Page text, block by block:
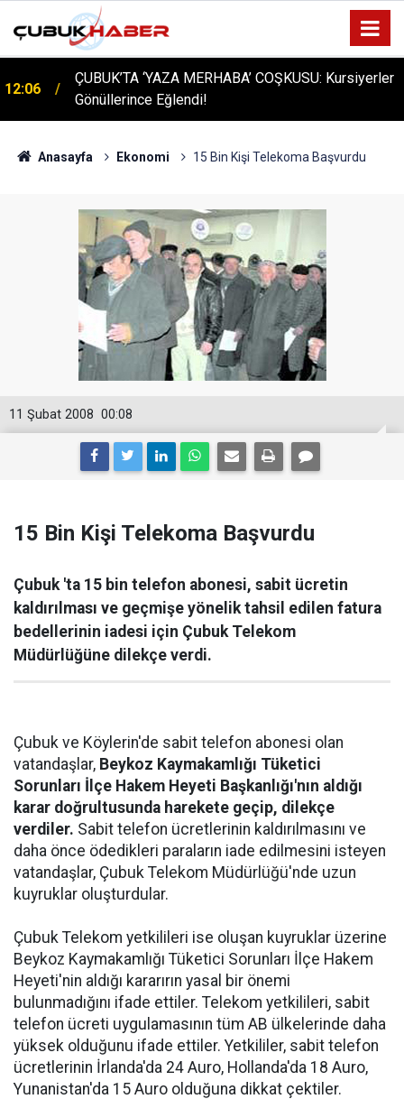
12:06
ÇUBUK’TA ‘YAZA MERHABA’ COŞKUSU: Kursiyerler
Gönüllerince Eğlendi!
Anasayfa Ekonomi 15 Bin Kişi Telekoma Başvurdu
00:08
11 Şubat 2008
15 Bin Kişi Telekoma Başvurdu
Çubuk 'ta 15 bin telefon abonesi, sabit ücretin
kaldırılması ve geçmişe yönelik tahsil edilen fatura
bedellerinin iadesi için Çubuk Telekom
Müdürlüğüne dilekçe verdi.
Çubuk ve Köylerin'de sabit telefon abonesi olan
vatandaşlar, Beykoz Kaymakamlığı Tüketici
Sorunları İlçe Hakem Heyeti Başkanlığı'nın aldığı
karar doğrultusunda harekete geçip, dilekçe
verdiler. Sabit telefon ücretlerinin kaldırılmasını ve
daha önce ödedikleri paraların iade edilmesini isteyen
vatandaşlar, Çubuk Telekom Müdürlüğü'nde uzun
kuyruklar oluşturdular.
Çubuk Telekom yetkilileri ise oluşan kuyruklar üzerine
Beykoz Kaymakamlığı Tüketici Sorunları İlçe Hakem
Heyeti'nin aldığı kararırın yasal bir önemi
bulunmadığını ifade ettiler. Telekom yetkilileri, sabit
telefon ücreti uygulamasının tüm AB ülkelerinde daha
yüksek olduğunu ifade ettiler. Yetkililer, sabit telefon
ücretlerinin İrlanda'da 24 Auro, Hollanda'da 18 Auro,
Yunanistan'da 15 Auro olduğuna dikkat çektiler.